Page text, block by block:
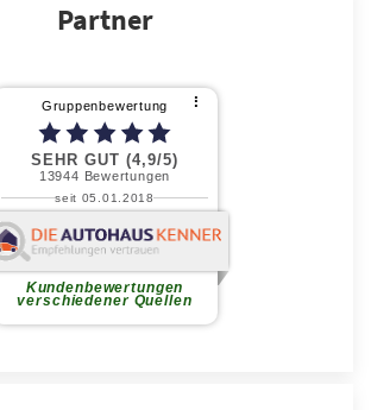
Partner